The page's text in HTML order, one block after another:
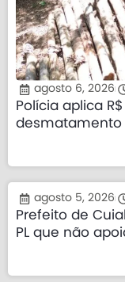
agosto 6, 2026
Polícia aplica
desmatamento
agosto 5, 2026
Prefeito de
PL que não